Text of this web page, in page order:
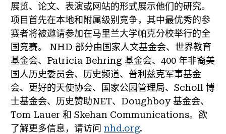
展览、论文、表演或网站的形式展示他们的研究。
项目首先在本地和附属级别竞争，其中最优秀的参
赛者将被邀请参加在马里兰大学帕克分校举行的全
国竞赛。 NHD 部分由国家人文基金会、世界教育
基金会、Patricia Behring 基金会、400 年非裔美
国人历史委员会、历史频道、普利兹克军事基金
会、更好的天使协会、国家公园管理局、Scholl 博
士基金会、历史赞助NET、Doughboy 基金会、
Tom Lauer 和 Skehan Communications。欲
了解更多信息，请访问 nhd.org.